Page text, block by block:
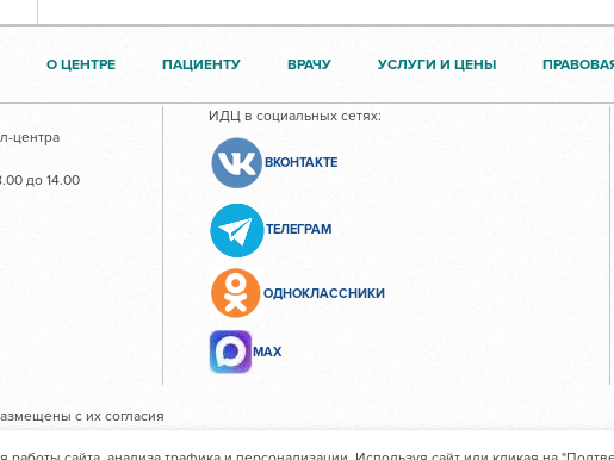
О ЦЕНТРЕ ПАЦИЕНТУ ВРАЧУ УСЛУГИ И ЦЕНЫ
центра
до 14.00
ИДЦ в социальных сетях:
ВКОНТАКТЕ
ТЕЛЕГРАМ
ОДНОКЛАССНИКИ
МАХ
с их согласия